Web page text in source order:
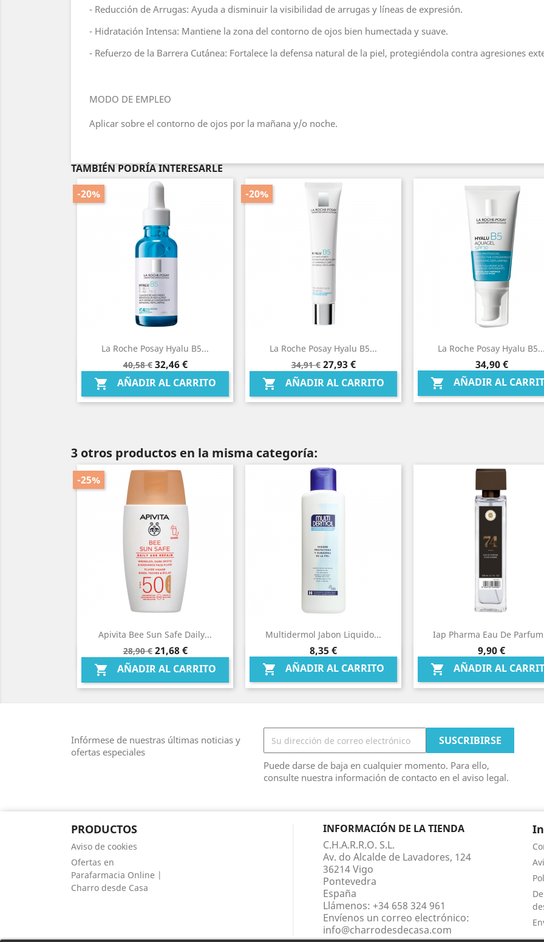
- Reducción de Arrugas: Ayuda a disminuir la visibilidad de arrugas y líneas de expresión.
- Hidratación Intensa: Mantiene la zona del contorno de ojos bien humectada y suave.
- Refuerzo de la Barrera Cutánea: Fortalece la defensa natural de la piel, protegiéndola contra agresiones
MODO DE EMPLEO
Aplicar sobre el contorno de ojos por la mañana y/o noche.
TAMBIÉN PODRÍA INTERESARLE
La Roche Posay Hyalu B5...
Precio
base
40,58 €
-20%
Precio
32,46 €
 AÑADIR AL CARRITO
Vista rápida
La Roche Posay Hyalu B5...
Precio
base
34,91 €
-20%
Precio
27,93 €
 AÑADIR AL CARRITO
Vista rápida
La Roche Posay Hyalu
Precio
34,90 €
 AÑADIR AL
Vista rápida
3 otros productos en la misma categoría:
Apivita Bee Sun Safe Daily...
Precio
base
28,90 €
-25%
Precio
21,68 €
 AÑADIR AL CARRITO
Vista rápida
Multidermol Jabon Liquido...
Precio
8,35 €
 AÑADIR AL CARRITO
Vista rápida
Iap Pharma Eau De
Precio
9,90 €
 AÑADIR AL
Vista rápida
Infórmese de nuestras últimas noticias y
ofertas especiales
Puede darse de baja en cualquier momento. Para ello,
consulte nuestra información de contacto en el aviso legal.
PRODUCTOS
Aviso de cookies
Ofertas en
Parafarmacia Online |
Charro desde Casa
INFORMACIÓN DE LA TIENDA
C.H.A.R.R.O. S.L.
Av. do Alcalde de Lavadores, 124
36214 Vigo
Pontevedra
España
Llámenos: +34 658 324 961
Envíenos un correo electrónico:
info@charrodesdecasa.com